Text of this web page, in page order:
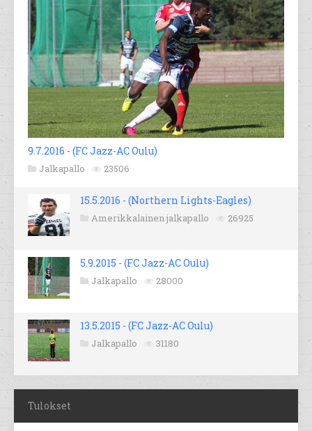
9.7.2016 - (FC Jazz-AC Oulu)
Jalkapallo 23506
15.5.2016 - (Northern Lights-Eagles)
Amerikkalainen jalkapallo 26925
5.9.2015 - (FC Jazz-AC Oulu)
Jalkapallo 28000
13.5.2015 - (FC Jazz-AC Oulu)
Jalkapallo 31180
Tulokset